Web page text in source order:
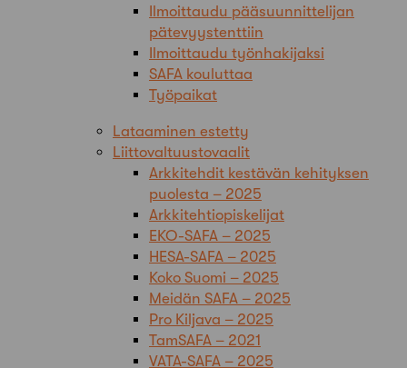
Ilmoittaudu pääsuunnittelijan
pätevyystenttiin
Ilmoittaudu työnhakijaksi
SAFA kouluttaa
Työpaikat
Lataaminen estetty
Liittovaltuustovaalit
Arkkitehdit kestävän kehityksen
puolesta – 2025
Arkkitehtiopiskelijat
EKO-SAFA – 2025
HESA-SAFA – 2025
Koko Suomi – 2025
Meidän SAFA – 2025
Pro Kiljava – 2025
TamSAFA – 2021
VATA-SAFA – 2025